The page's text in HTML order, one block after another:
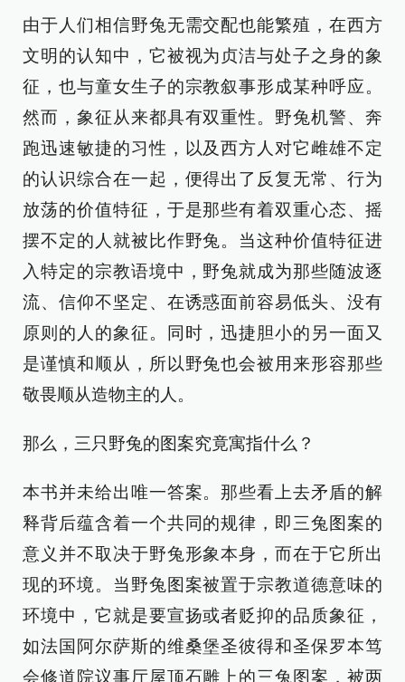
由于人们相信野兔无需交配也能繁殖，在西方
文明的认知中，它被视为贞洁与处子之身的象
征，也与童女生子的宗教叙事形成某种呼应。
然而，象征从来都具有双重性。野兔机警、奔
跑迅速敏捷的习性，以及西方人对它雌雄不定
的认识综合在一起，便得出了反复无常、行为
放荡的价值特征，于是那些有着双重心态、摇
摆不定的人就被比作野兔。当这种价值特征进
入特定的宗教语境中，野兔就成为那些随波逐
流、信仰不坚定、在诱惑面前容易低头、没有
原则的人的象征。同时，迅捷胆小的另一面又
是谨慎和顺从，所以野兔也会被用来形容那些
敬畏顺从造物主的人。
那么，三只野兔的图案究竟寓指什么？
本书并未给出唯一答案。那些看上去矛盾的解
释背后蕴含着一个共同的规律，即三兔图案的
意义并不取决于野兔形象本身，而在于它所出
现的环境。当野兔图案被置于宗教道德意味的
环境中，它就是要宣扬或者贬抑的品质象征，
如法国阿尔萨斯的维桑堡圣彼得和圣保罗本笃
会修道院议事厅屋顶石雕上的三兔图案，被两